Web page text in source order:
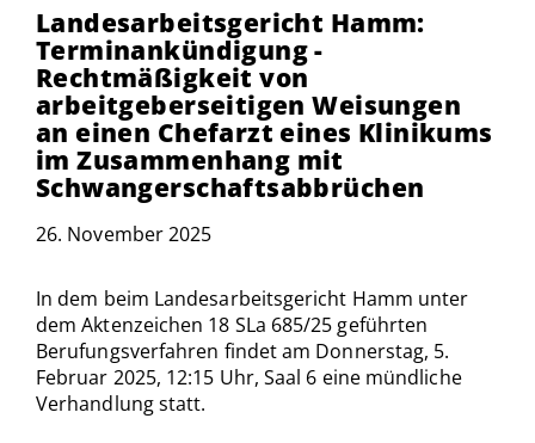
Landesarbeitsgericht Hamm:
Terminankündigung -
Rechtmäßigkeit von
arbeitgeberseitigen Weisungen
an einen Chefarzt eines Klinikums
im Zusammenhang mit
Schwangerschaftsabbrüchen
26. November 2025
In dem beim Landesarbeitsgericht Hamm unter
dem Aktenzeichen 18 SLa 685/25 geführten
Berufungsverfahren findet am Donnerstag, 5.
Februar 2025, 12:15 Uhr, Saal 6 eine mündliche
Verhandlung statt.